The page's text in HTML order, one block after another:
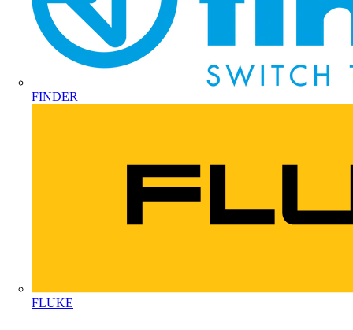
FINDER
FLUKE